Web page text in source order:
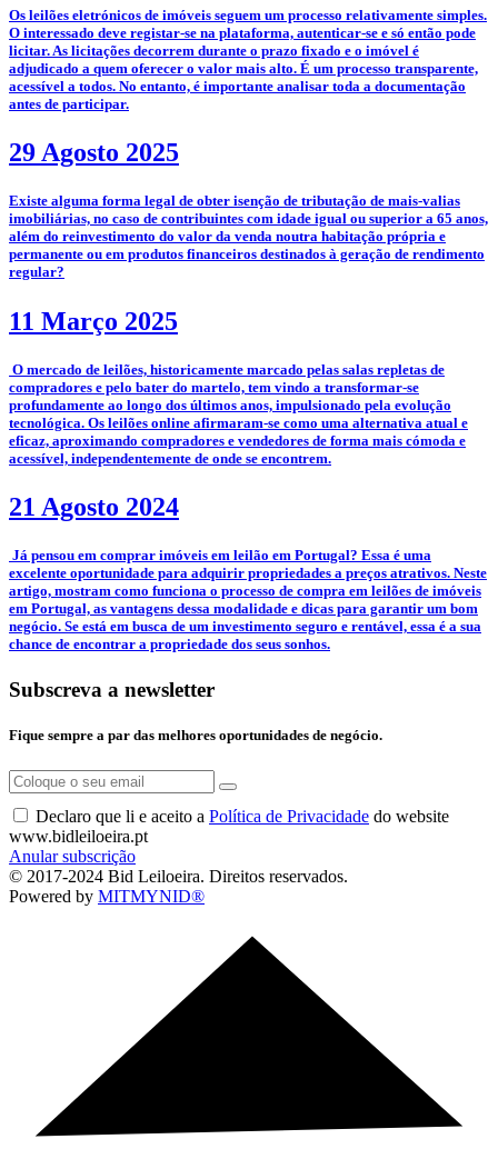
­­Os leilões eletrónicos de imóveis seguem um processo relativamente simples.
O interessado deve registar-se na plataforma, autenticar-se e só então pode
licitar. As licitações decorrem durante o prazo fixado e o imóvel é
adjudicado a quem oferecer o valor mais alto. É um processo transparente,
acessível a todos. No entanto, é importante analisar toda a documentação
antes de participar.
29 Agosto 2025
­Existe alguma forma legal de obter isenção de tributação de mais-valias
imobiliárias, no caso de contribuintes com idade igual ou superior a 65 anos,
além do reinvestimento do valor da venda noutra habitação própria e
permanente ou em produtos financeiros destinados à geração de rendimento
regular?
11 Março 2025
­­­­ O mercado de leilões, historicamente marcado pelas salas repletas de
compradores e pelo bater do martelo, tem vindo a transformar-se
profundamente ao longo dos últimos anos, impulsionado pela evolução
tecnológica. Os leilões online afirmaram-se como uma alternativa atual e
eficaz, aproximando compradores e vendedores de forma mais cómoda e
acessível, independentemente de onde se encontrem.
21 Agosto 2024
­ Já pensou em comprar imóveis em leilão em Portugal? Essa é uma
excelente oportunidade para adquirir propriedades a preços atrativos. Neste
artigo, mostram como funciona o processo de compra em leilões de imóveis
em Portugal, as vantagens dessa modalidade e dicas para garantir um bom
negócio. Se está em busca de um investimento seguro e rentável, essa é a sua
chance de encontrar a propriedade dos seus sonhos.
Subscreva a newsletter
Fique sempre a par das melhores oportunidades de negócio.
Declaro que li e aceito a Política de Privacidade do website
www.bidleiloeira.pt
Anular subscrição
© 2017-2024 Bid Leiloeira. Direitos reservados.
Powered by MITMYNID®